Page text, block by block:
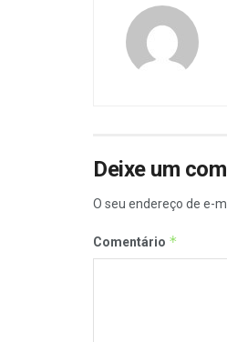
Deixe um
O seu endereço de e-
Comentário *